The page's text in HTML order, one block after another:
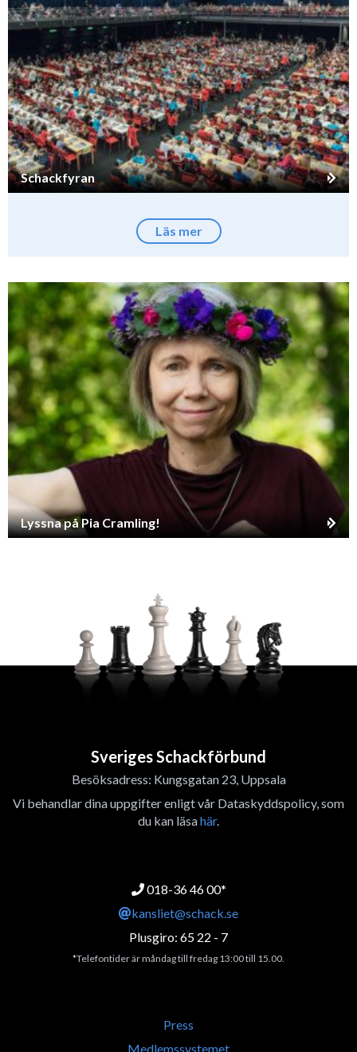
Schackfyran
Läs mer
Lyssna på Pia Cramling!
Sveriges Schackförbund
Besöksadress: Kungsgatan 23, Uppsala
Vi behandlar dina uppgifter enligt vår Dataskyddspolicy, som
du kan läsahär.
018-36 46 00*
kansliet@schack.se
Plusgiro: 65 22 - 7
*Telefontider är måndag till fredag 13:00 till 15.00.
Press
Medlemssystemet